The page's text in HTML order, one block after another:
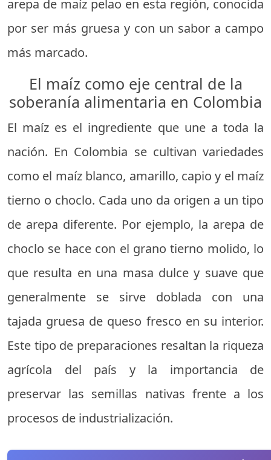
arepa de maíz pelao en esta región, conocida
por ser más gruesa y con un sabor a campo
más marcado.
El maíz como eje central de la
soberanía alimentaria en Colombia
El maíz es el ingrediente que une a toda la
nación. En Colombia se cultivan variedades
como el maíz blanco, amarillo, capio y el maíz
tierno o choclo. Cada uno da origen a un tipo
de arepa diferente. Por ejemplo, la arepa de
choclo se hace con el grano tierno molido, lo
que resulta en una masa dulce y suave que
generalmente se sirve doblada con una
tajada gruesa de queso fresco en su interior.
Este tipo de preparaciones resaltan la riqueza
agrícola del país y la importancia de
preservar las semillas nativas frente a los
procesos de industrialización.